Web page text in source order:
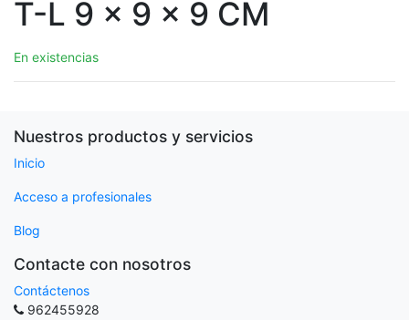
T-L 9 x 9 x 9 CM
En existencias
Nuestros productos y servicios
Inicio
Acceso a profesionales
Blog
Contacte con nosotros
Contáctenos
962455928